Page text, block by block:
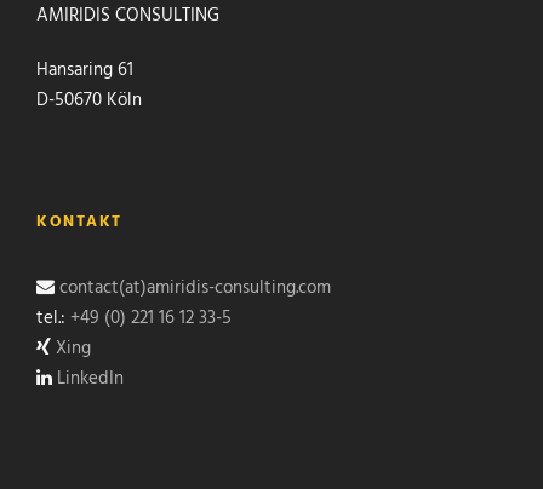
AMIRIDIS CONSULTING
Hansaring 61
D-50670 Köln
KONTAKT
contact(at)amiridis-consulting.com
tel.: +49 (0) 221 16 12 33-5
Xing
LinkedIn